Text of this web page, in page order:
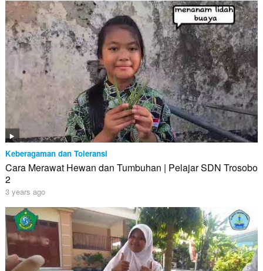
Keberagaman dan Toleransi
Cara Merawat Hewan dan Tumbuhan | Pelajar SDN Trosobo
2
3 years ago